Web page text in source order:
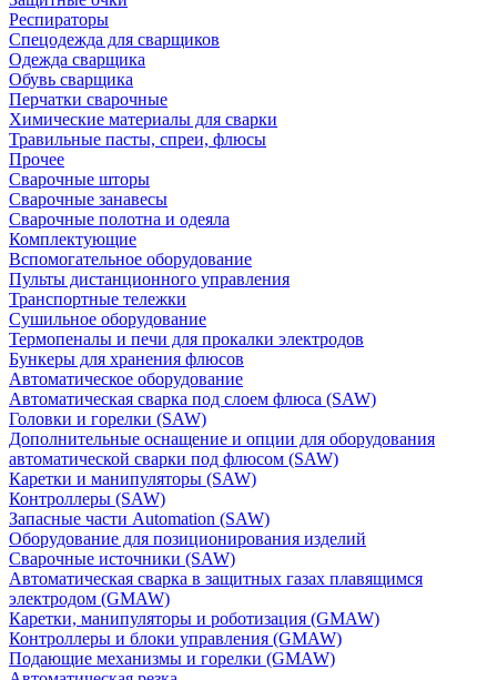
Респираторы
Спецодежда для сварщиков
Одежда сварщика
Обувь сварщика
Перчатки сварочные
Химические материалы для сварки
Травильные пасты, спреи, флюсы
Прочее
Сварочные шторы
Сварочные занавесы
Сварочные полотна и одеяла
Комплектующие
Вспомогательное оборудование
Пульты дистанционного управления
Транспортные тележки
Сушильное оборудование
Термопеналы и печи для прокалки электродов
Бункеры для хранения флюсов
Автоматическое оборудование
Автоматическая сварка под слоем флюса (SAW)
Головки и горелки (SAW)
Дополнительные оснащение и опции для оборудования
автоматической сварки под флюсом (SAW)
Каретки и манипуляторы (SAW)
Контроллеры (SAW)
Запасные части Automation (SAW)
Оборудование для позиционирования изделий
Сварочные источники (SAW)
Автоматическая сварка в защитных газах плавящимся
электродом (GMAW)
Каретки, манипуляторы и роботизация (GMAW)
Контроллеры и блоки управления (GMAW)
Подающие механизмы и горелки (GMAW)